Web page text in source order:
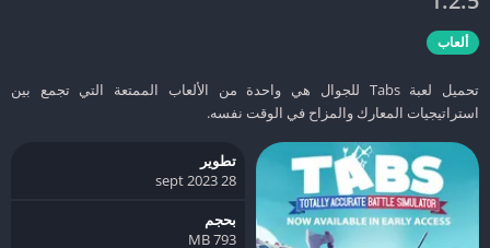
ألعاب
تحميل لعبة Tabs للجوال هي واحدة من الألعاب الممتعة التي تجمع بين
استراتيجيات المعارك والمزاح في الوقت نفسه.
تطوير
28 sept 2023
بحجم
793 MB